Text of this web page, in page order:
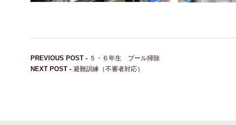
投稿ナビゲーション
PREVIOUS POST - Previous post:
５・６年生 プール掃除
NEXT POST - Next post:
避難訓練（不審者対応）